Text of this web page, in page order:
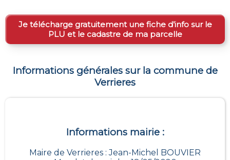
Je télécharge gratuitement une fiche d’info sur le
PLU et le cadastre de ma parcelle
Informations générales sur la commune de
Verrieres
Informations mairie :
Maire de Verrieres : Jean-Michel BOUVIER